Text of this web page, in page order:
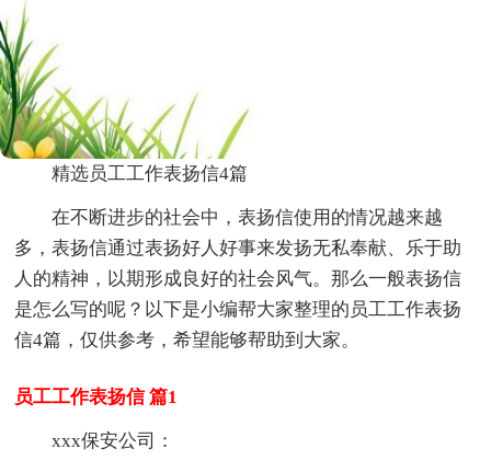
精选员工工作表扬信4篇
在不断进步的社会中，表扬信使用的情况越来越
多，表扬信通过表扬好人好事来发扬无私奉献、乐于助
人的精神，以期形成良好的社会风气。那么一般表扬信
是怎么写的呢？以下是小编帮大家整理的员工工作表扬
信4篇，仅供参考，希望能够帮助到大家。
员工工作表扬信 篇1
xxx保安公司：